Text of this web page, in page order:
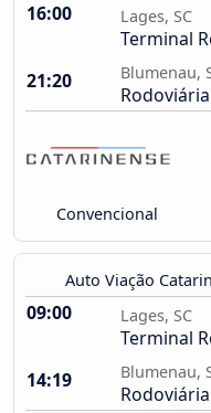
16:00 Lages, SC
Terminal
21:20
Blumenau,
Rodoviária
Convencional
Auto Viação
09:00 Lages, SC
Terminal
14:19
Blumenau,
Rodoviária